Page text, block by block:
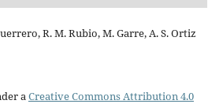
R. M. Rubio, M. Garre, A. S. Ortiz
aCreative Commons Attribution 4.0